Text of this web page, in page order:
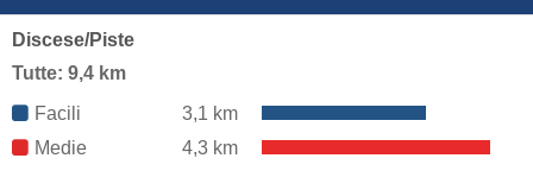
Discese/Piste
Tutte: 9,4 km
Facili
3,1 km
Medie
4,3 km